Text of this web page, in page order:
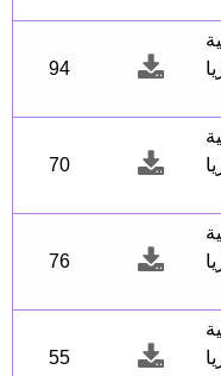
94
70
76
55